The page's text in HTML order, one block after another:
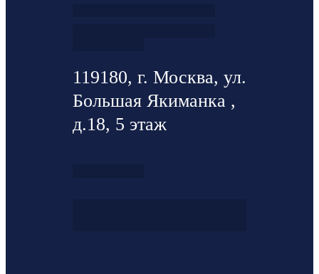
119180, г. Москва, ул.
Большая Якиманка ,
д.18, 5 этаж